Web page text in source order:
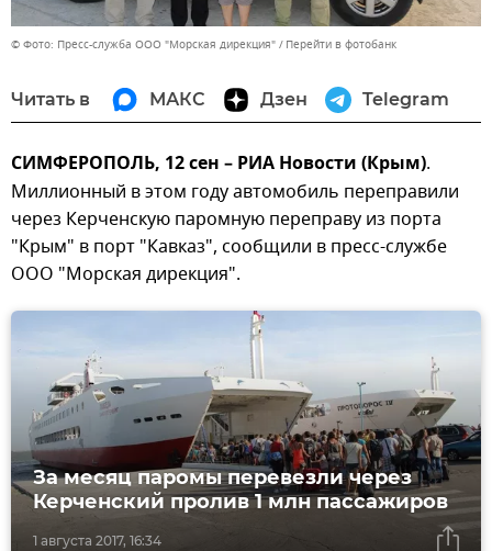
© Фото: Пресс-служба ООО "Морская дирекция" Перейти в фотобанк
Читать в МАКС Дзен Telegram
СИМФЕРОПОЛЬ, 12 сен – РИА Новости (Крым).
Миллионный в этом году автомобиль переправили
через Керченскую паромную переправу из порта
"Крым" в порт "Кавказ", сообщили в пресс-службе
ООО "Морская дирекция".
1 августа 2017, 16:34
За месяц паромы перевезли через
Керченский пролив 1 млн пассажиров